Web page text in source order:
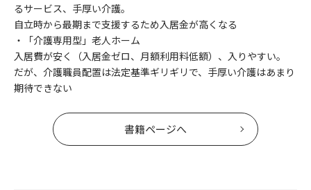
るサービス、手厚い介護。
自立時から最期まで支援するため入居金が高くなる
・「介護専用型」老人ホーム
入居費が安く（入居金ゼロ、月額利用料低額）、入りやすい。
だが、介護職員配置は法定基準ギリギリで、手厚い介護はあまり
期待できない
書籍ページへ